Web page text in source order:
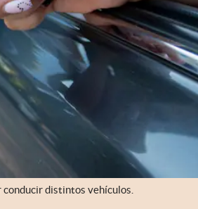
distintos vehículos.